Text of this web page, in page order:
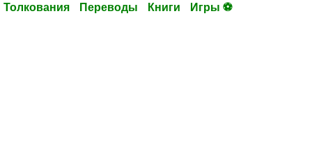
Толкования Переводы Книги Игры ⚽